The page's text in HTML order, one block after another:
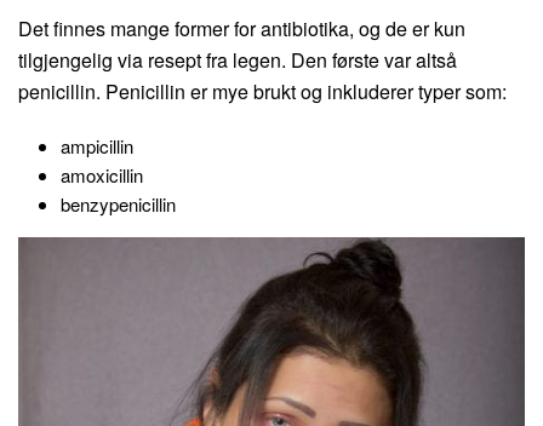
Det finnes mange former for antibiotika, og de er kun
tilgjengelig via resept fra legen. Den første var altså
penicillin. Penicillin er mye brukt og inkluderer typer som:
ampicillin
amoxicillin
benzypenicillin